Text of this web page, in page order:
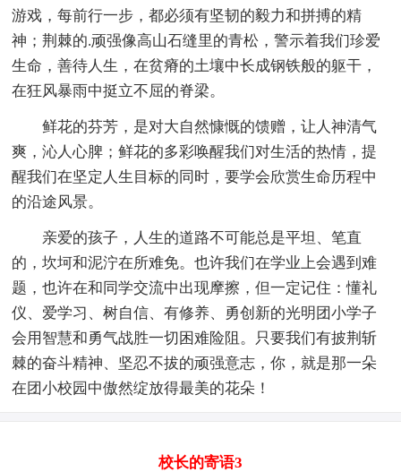
游戏，每前行一步，都必须有坚韧的毅力和拼搏的精
神；荆棘的.顽强像高山石缝里的青松，警示着我们珍爱
生命，善待人生，在贫瘠的土壤中长成钢铁般的躯干，
在狂风暴雨中挺立不屈的脊梁。
鲜花的芬芳，是对大自然慷慨的馈赠，让人神清气
爽，沁人心脾；鲜花的多彩唤醒我们对生活的热情，提
醒我们在坚定人生目标的同时，要学会欣赏生命历程中
的沿途风景。
亲爱的孩子，人生的道路不可能总是平坦、笔直
的，坎坷和泥泞在所难免。也许我们在学业上会遇到难
题，也许在和同学交流中出现摩擦，但一定记住：懂礼
仪、爱学习、树自信、有修养、勇创新的光明团小学子
会用智慧和勇气战胜一切困难险阻。只要我们有披荆斩
棘的奋斗精神、坚忍不拔的顽强意志，你，就是那一朵
在团小校园中傲然绽放得最美的花朵！
校长的寄语3